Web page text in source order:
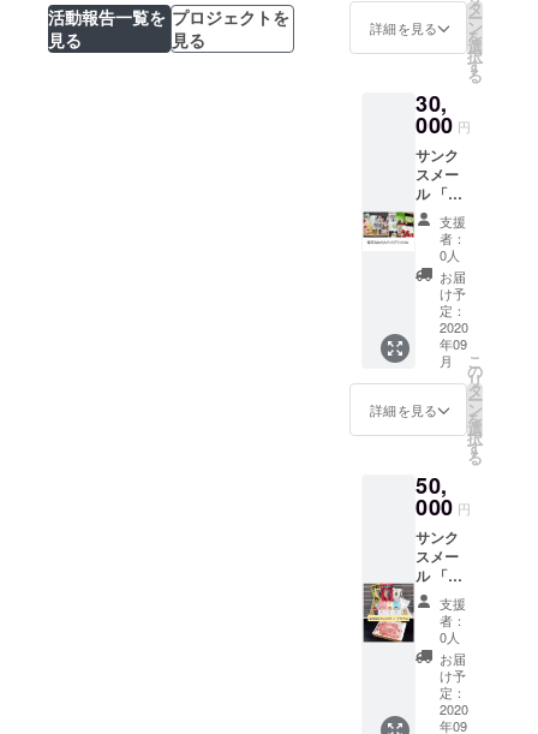
活動報告一覧を
見る
プロジェクトを
見る
円相
当） <
DOCOR
Eの人気
商品
（おつ
まみ、
お菓
子、ご
飯のお
とも
等）
セット
例：The
Bar（ザ
・サ
ン、明
太風
珈琲ま
んじゅ
う、の
りあら
れ、等
※送
付時期
等で内
容は変
更にな
「DOC
OREふ
くおか
ショッ
プ」
（博多
駅前マ
ルイ2
階）の
特産品
セット
：
3,000円
相当の
返礼品
〇福
岡うま
かもん
パック
A（DO
DOCOR
E人気商
品の詰
め合わ
せセッ
トで
す。
〇福岡
うまか
もん
パック
B（DO
CORE
）
詳細を見る
タ
ー
ン
を
選
択
す
る
30,
000 円
サンク
スメー
ル 「福
岡県商
工会連
合会よ
り、熱
い感謝
のお礼
メール
をお届
けしま
す」
「DOC
OREふ
くおか
ショッ
プ」
（博多
駅前マ
ルイ2
階）の
特産品
セット
：
9,000円
相当の
返礼品
〇福
支援
者：
0人
お届
け予
定：
2020
年09
月
詳細を見る
こ
の
リ
タ
ー
ン
を
選
択
す
る
50,
000 円
サンク
スメー
ル 「福
岡県商
工会連
合会よ
り、熱
い感謝
のお礼
メール
をお届
支援
者：
0人
お届
け予
定：
2020
年09